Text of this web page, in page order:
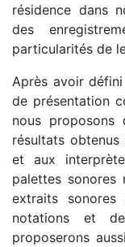
résidence dans
des
particularités de
Après avoir
de présentation
nous
résultats
et aux
palettes sonores
extraits
notations et de
proposerons